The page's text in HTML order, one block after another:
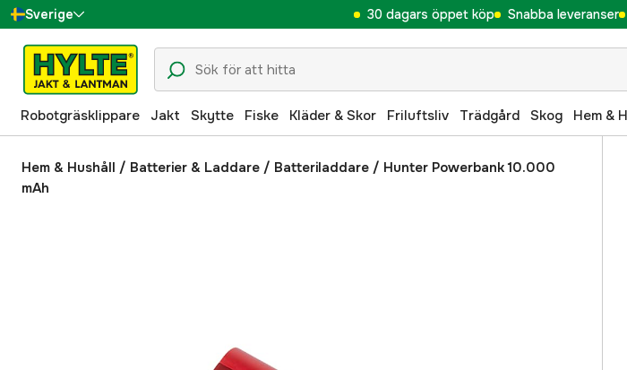
Sverige
Danmark
Suomi
Norge
Deutschland
30 dagars öppet köp Snabba leveranser
Robotgräsklippare Jakt Skytte Fiske Kläder & Skor Friluftsliv Trädgård Skog Hem &
Hem & Hushåll / Batterier & Laddare / Batteriladdare / Hunter Powerbank 10.000
mAh